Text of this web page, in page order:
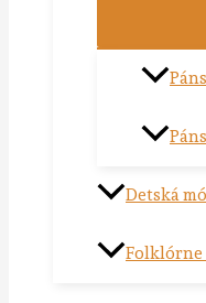
Detská